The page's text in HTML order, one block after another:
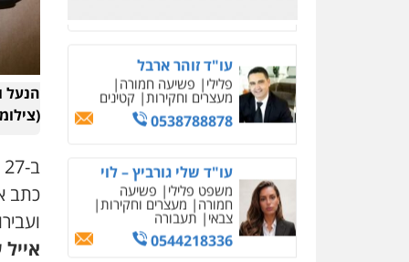
משפט פלילי פשיעה
חמורה מעצרים וחקירות
צבאי תעבורה
0544218336
פלילי דיני תעבורה מעצרים
וחקירות
0505078733
הנעל
כתב